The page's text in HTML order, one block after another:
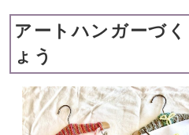
アートハンガーづ
ょう